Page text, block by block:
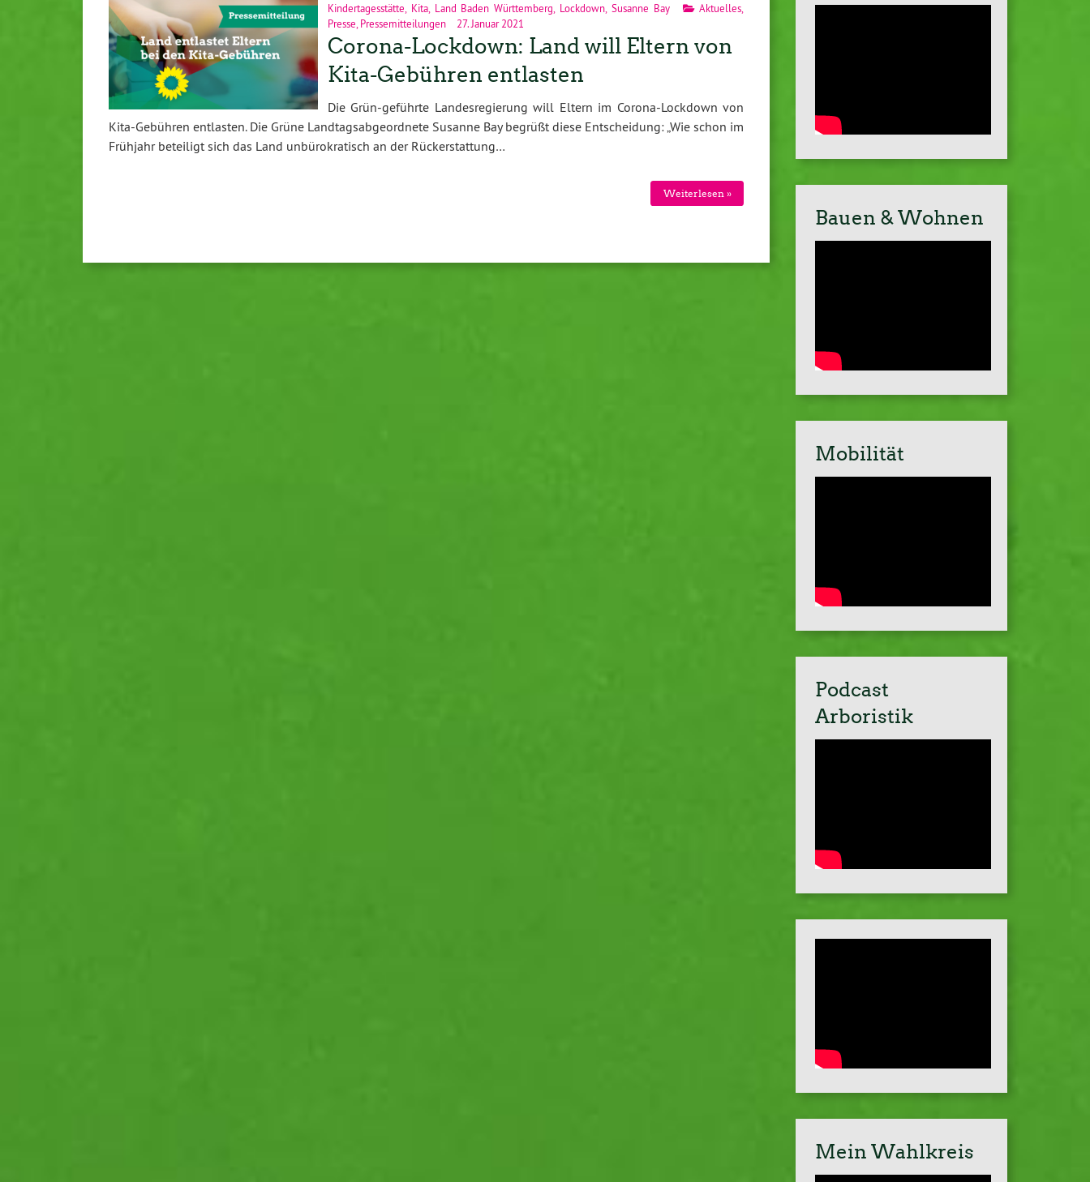
Kindertagesstätte
Kita, Land Baden Württemberg Lockdown ,Susanne Bay Aktuelles
Presse Pressemitteilungen 27. Januar 2021
Corona-Lockdown: Land will Eltern von
Kita-Gebühren entlasten
Die Grün-geführte Landesregierung will Eltern im Corona-Lockdown von
Kita-Gebühren entlasten. Die Grüne Landtagsabgeordnete Susanne Bay begrüßt diese Entscheidung: „Wie schon im
Frühjahr beteiligt sich das Land unbürokratisch an der Rückerstattung…
Weiterlesen »
Bauen & Wohnen
Mobilität
Podcast
Arboristik
Mein Wahlkreis